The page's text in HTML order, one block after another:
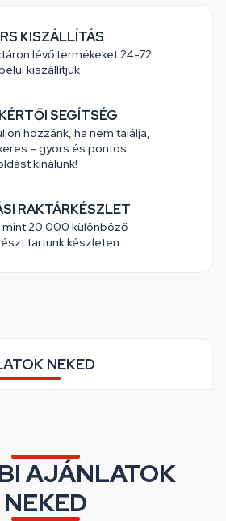
KISZÁLLÍTÁS
lévő termékeket 24-72
kiszállítjuk
SEGÍTSÉG
hozzánk, ha nem találja,
– gyors és pontos
kínálunk!
RAKTÁRKÉSZLET
mint 20 000 különböző
tartunk készleten
NEKED
AJÁNLATOK
NEKED